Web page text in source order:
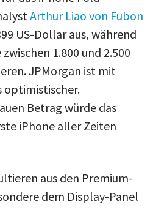
Arthur Liao von Fubon
US-Dollar aus, während
1.800 und 2.500
JPMorgan ist mit
optimistischer.
Betrag würde das
iPhone aller Zeiten
aus den Premium-
dem Display-Panel